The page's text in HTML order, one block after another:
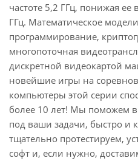
частоте 5,2 ГГц, понижая ее
ГГц. Математическое
программирование,
многопоточная
дискретной видеокартой
новейшие игры на
компьютеры этой серии
более 10 лет! Мы поможем
под ваши задачи, быстро и
тщательно протестируем,
софт и, если нужно,